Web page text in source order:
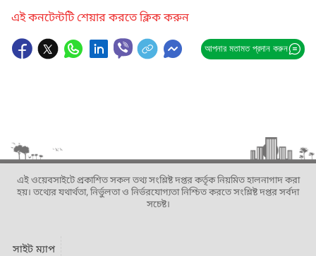
এই কনটেন্টটি শেয়ার করতে ক্লিক করুন
আপনার মতামত প্রদান করুন
এই ওয়েবসাইটে প্রকাশিত সকল তথ্য সংশ্লিষ্ট দপ্তর কর্তৃক নিয়মিত হালনাগাদ করা
হয়। তথ্যের যথার্থতা, নির্ভুলতা ও নির্ভরযোগ্যতা নিশ্চিত করতে সংশ্লিষ্ট দপ্তর সর্বদা
সচেষ্ট।
সাইট ম্যাপ